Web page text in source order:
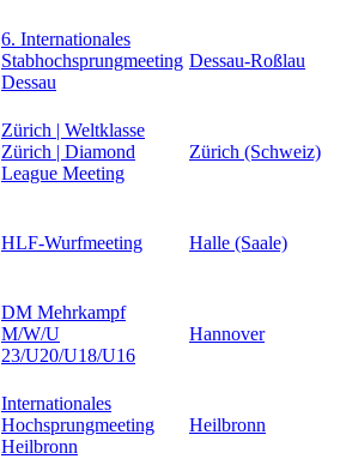
6. Internationales
Stabhochsprungmeeting
Dessau
Dessau-Roßlau
Zürich | Weltklasse
Zürich | Diamond
League Meeting
Zürich (Schweiz)
HLF-Wurfmeeting Halle (Saale)
DM Mehrkampf
M/W/U
23/U20/U18/U16
Hannover
Internationales
Hochsprungmeeting
Heilbronn
Heilbronn